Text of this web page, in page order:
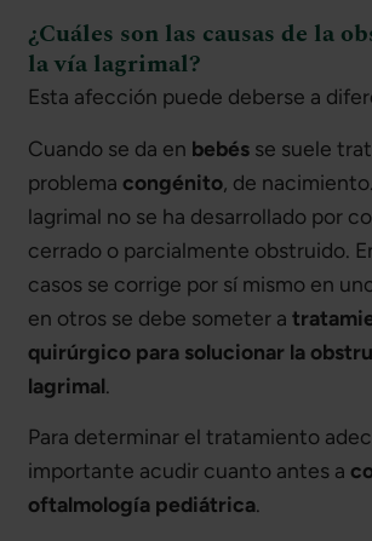
¿Cuáles son las causas de la
la vía lagrimal?
Esta afección puede deberse a
Cuando se da en bebés se suele
problemacongénito, de
lagrimal no se ha desarrollado por
cerrado o parcialmente obstruido.
casos se corrige por sí mismo en
en otros se debe someter a
quirúrgico para solucionar la
lagrimal.
Para determinar el tratamiento
importante acudir cuanto antes a
oftalmología pediátrica.